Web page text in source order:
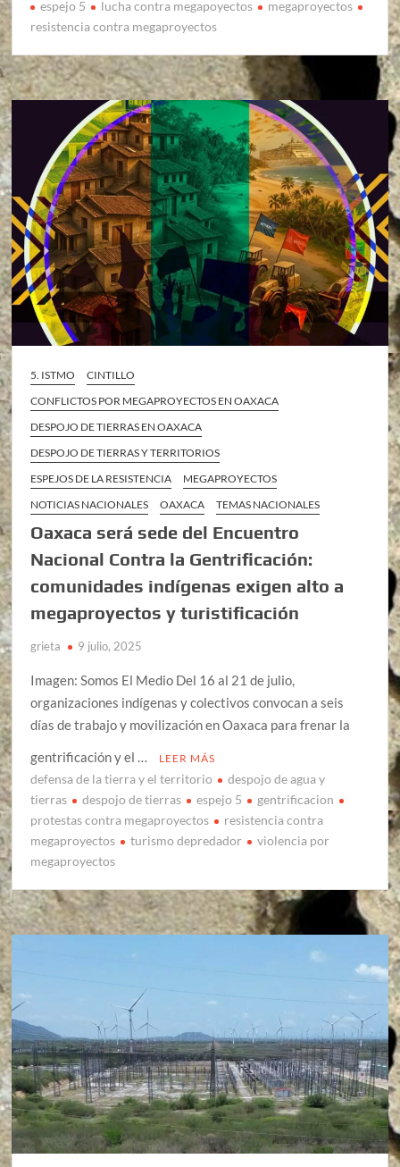
espejo 5
lucha contra megapoyectos
megaproyectos
resistencia contra megaproyectos
5. ISTMO
CINTILLO
CONFLICTOS POR MEGAPROYECTOS EN OAXACA
DESPOJO DE TIERRAS EN OAXACA
DESPOJO DE TIERRAS Y TERRITORIOS
ESPEJOS DE LA RESISTENCIA
MEGAPROYECTOS
NOTICIAS NACIONALES
OAXACA TEMAS NACIONALES
Oaxaca será sede del Encuentro
Nacional Contra la Gentrificación:
comunidades indígenas exigen alto a
megaproyectos y turistificación
grieta 9 julio, 2025
Imagen: Somos El Medio Del 16 al 21 de julio,
organizaciones indígenas y colectivos convocan a seis
días de trabajo y movilización en Oaxaca para frenar la
gentrificación y el …
LEER MÁS
defensa de la tierra y el territorio
despojo de agua y
tierras
despojo de tierras espejo 5
gentrificacion
protestas contra megaproyectos
resistencia contra
megaproyectos
turismo depredador
violencia por
megaproyectos